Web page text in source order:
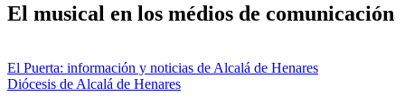
El musical en los médios de comunicación
El Puerta: información y noticias de Alcalá de Henares
Diócesis de Alcalá de Henares